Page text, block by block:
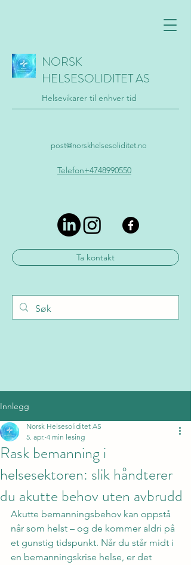
NORSK
HELSESOLIDITET AS
Helsevikarer til enhver tid
Ta kontakt
post@norskhelsesoliditet.no
Telefon+4748990550
Innlegg
Rask bemanning i
helsesektoren: slik håndterer
du akutte behov uten avbrudd
Norsk Helsesoliditet AS
5. apr. 4 min lesing
Akutte bemanningsbehov kan oppstå
når som helst – og de kommer aldri på
et gunstig tidspunkt. Når du står midt i
en bemanningskrise helse, er det